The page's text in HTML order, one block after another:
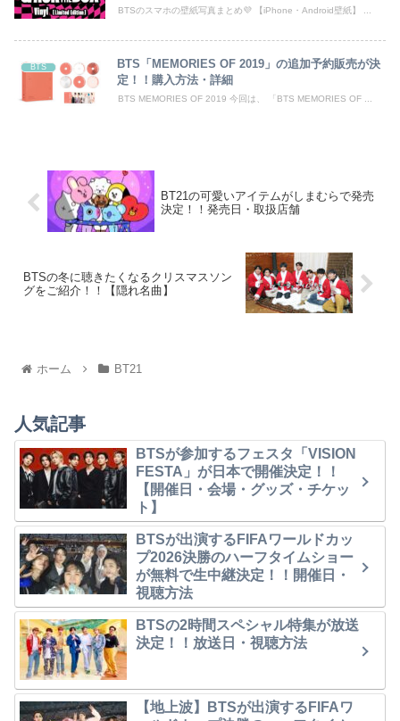
BTSのスマホの壁紙写真まとめ💜 【iPhone・Android壁紙】 ...
BTS
BTS「MEMORIES OF 2019」の追加予約販売が決
定！！購入方法・詳細
BTS MEMORIES OF 2019 今回は、 「BTS MEMORIES OF ...
BT21の可愛いアイテムがしまむらで発売
決定！！発売日・取扱店舗
BTSの冬に聴きたくなるクリスマスソン
グをご紹介！！【隠れ名曲】
ホーム BT21
人気記事
BTSが参加するフェスタ「VISION
FESTA」が日本で開催決定！！
【開催日・会場・グッズ・チケッ
ト】
BTSが出演するFIFAワールドカッ
プ2026決勝のハーフタイムショー
が無料で生中継決定！！開催日・
視聴方法
BTSの2時間スペシャル特集が放送
決定！！放送日・視聴方法
【地上波】BTSが出演するFIFAワ